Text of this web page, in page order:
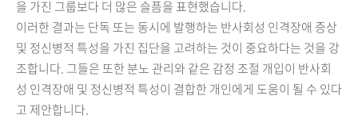
을 가진 그룹보다 더 많은 슬픔을 표현했습니다.
이러한 결과는 단독 또는 동시에 발행하는 반사회성 인격장애 증상
및 정신병적 특성을 가진 집단을 고려하는 것이 중요하다는 것을 강
조합니다. 그들은 또한 분노 관리와 같은 감정 조절 개입이 반사회
성 인격장애 및 정신병적 특성이 결합한 개인에게 도움이 될 수 있다
고 제안합니다.